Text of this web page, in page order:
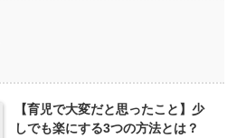
【育児で大変だと思ったこと】少
しでも楽にする3つの方法とは？